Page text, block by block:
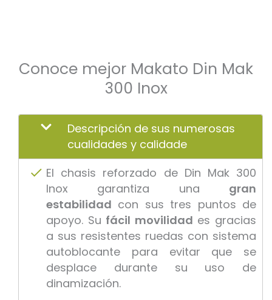
Conoce mejor Makato Din Mak
300 Inox
Descripción de sus numerosas
cualidades y calidade
El chasis reforzado de Din Mak 300
Inox garantiza una gran
estabilidad con sus tres puntos de
apoyo. Su fácil movilidad es gracias
a sus resistentes ruedas con sistema
autoblocante para evitar que se
desplace durante su uso de
dinamización.